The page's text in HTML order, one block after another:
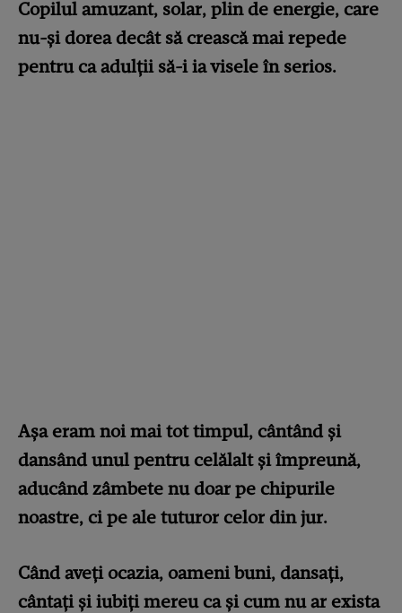
Copilul amuzant, solar, plin de energie, care
nu-și dorea decât să crească mai repede
pentru ca adulții să-i ia visele în serios.
Așa eram noi mai tot timpul, cântând și
dansând unul pentru celălalt și împreună,
aducând zâmbete nu doar pe chipurile
noastre, ci pe ale tuturor celor din jur.
Când aveți ocazia, oameni buni, dansați,
cântați și iubiți mereu ca și cum nu ar exista